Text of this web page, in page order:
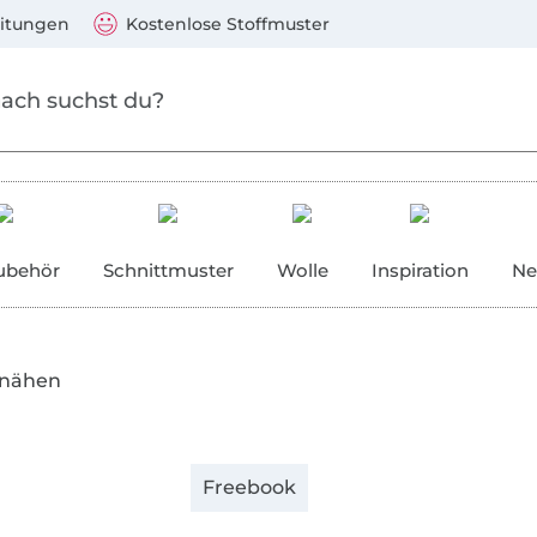
Kostenlose Stoffmuster
Schnittmuster Wolle Inspiration
Freebook
Mastercard, PayPal, Giropay, Kauf auf Rechnung,